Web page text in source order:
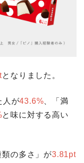
となりました。
人が43.6% 、「満
と味に対する高い
類の多さ」が3.81pt